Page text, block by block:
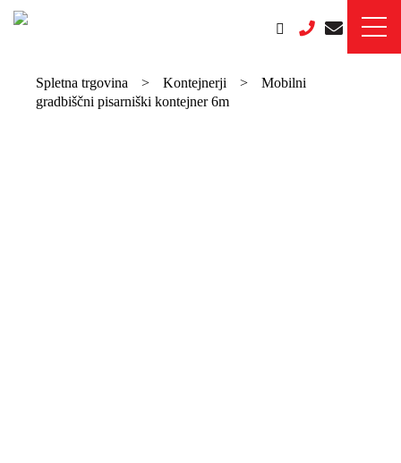
Spletna trgovina > Kontejnerji >
Mobilni
gradbiščni pisarniški kontejner 6m